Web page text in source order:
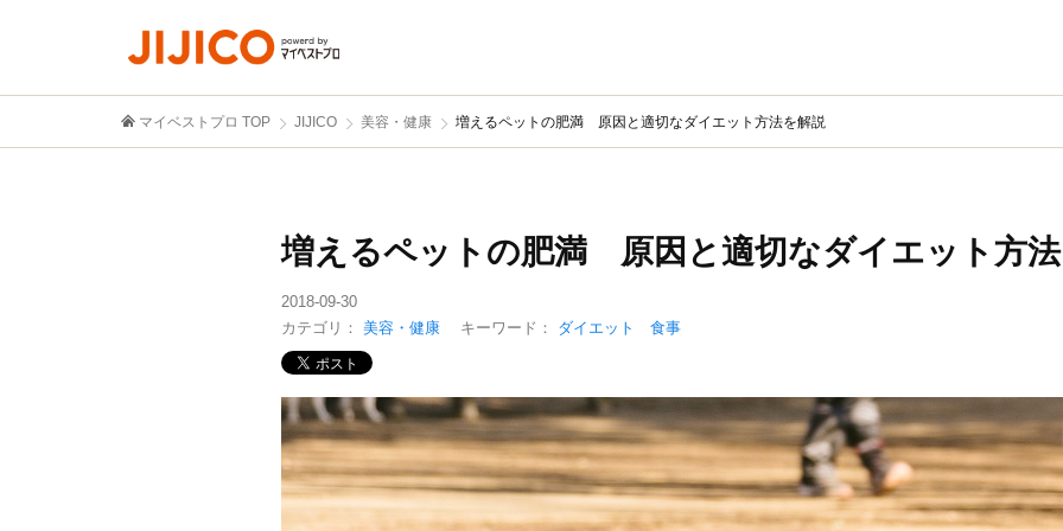
マイベストプロ TOP JIJICO 美容・健康 増えるペットの肥満 原因と適切なダイエット方法を解説
増えるペットの肥満 原因と適切なダイエット方
2018-09-30
カテゴリ： 美容・健康 キーワード： ダイエット 食事